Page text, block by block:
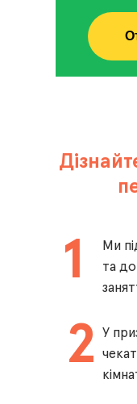
У
2
Ми
та
1